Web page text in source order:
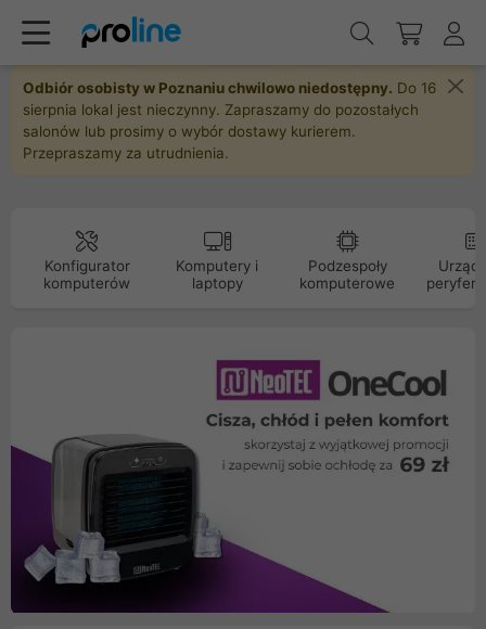
Odbiór osobisty w Poznaniu chwilowo niedostępny. Do 16
sierpnia lokal jest nieczynny. Zapraszamy do pozostałych
salonów lub prosimy o wybór dostawy kurierem.
Przepraszamy za utrudnienia.
Konfigurator
komputerów
Komputery i
laptopy
Podzespoły
komputerowe